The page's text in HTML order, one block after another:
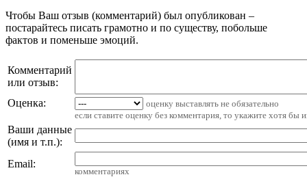
Чтобы Ваш отзыв (комментарий) был опубликован –
постарайтесь писать грамотно и по существу, побольше
фактов и поменьше эмоций.
Комментарий
или отзыв:
Оценка:
оценку выставлять не обязательно
если ставите оценку без комментария, то укажите хотя бы
Ваши данные
(имя и т.п.):
Email:
комментариях